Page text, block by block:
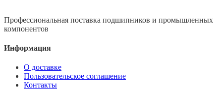
Профессиональная поставка подшипников и промышленных
компонентов
Информация
О доставке
Пользовательское соглашение
Контакты